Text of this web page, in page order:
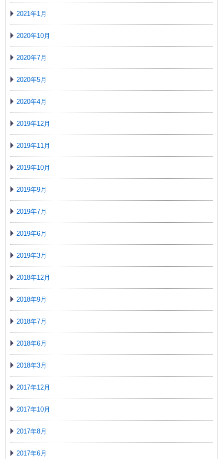
2021年1月
2020年10月
2020年7月
2020年5月
2020年4月
2019年12月
2019年11月
2019年10月
2019年9月
2019年7月
2019年6月
2019年3月
2018年12月
2018年9月
2018年7月
2018年6月
2018年3月
2017年12月
2017年10月
2017年8月
2017年6月